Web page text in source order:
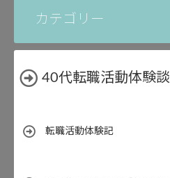
カテゴリー
40代転職活動体験談
転職活動体験記